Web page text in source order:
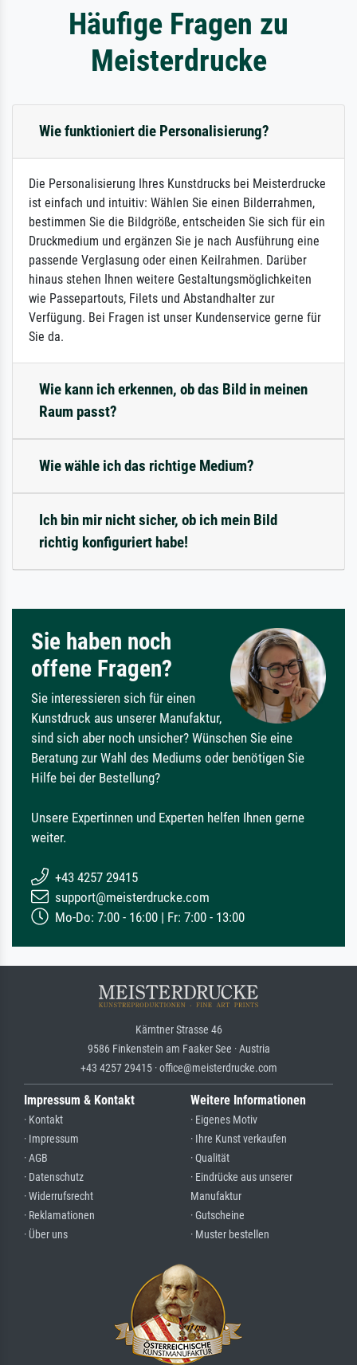
Häufige Fragen zu
Meisterdrucke
Wie funktioniert die Personalisierung?
Die Personalisierung Ihres Kunstdrucks bei Meisterdrucke
ist einfach und intuitiv: Wählen Sie einen Bilderrahmen,
bestimmen Sie die Bildgröße, entscheiden Sie sich für ein
Druckmedium und ergänzen Sie je nach Ausführung eine
passende Verglasung oder einen Keilrahmen. Darüber
hinaus stehen Ihnen weitere Gestaltungsmöglichkeiten
wie Passepartouts, Filets und Abstandhalter zur
Verfügung. Bei Fragen ist unser Kundenservice gerne für
Sie da.
Wie kann ich erkennen, ob das Bild in meinen
Raum passt?
Wie wähle ich das richtige Medium?
Ich bin mir nicht sicher, ob ich mein Bild
richtig konfiguriert habe!
Sie haben noch
offene Fragen?
Sie interessieren sich für einen
Kunstdruck aus unserer Manufaktur,
sind sich aber noch unsicher? Wünschen Sie eine
Beratung zur Wahl des Mediums oder benötigen Sie
Hilfe bei der Bestellung?
Unsere Expertinnen und Experten helfen Ihnen gerne
weiter.
+43 4257 29415
support@meisterdrucke.com
Mo-Do: 7:00 - 16:00 | Fr: 7:00 - 13:00
Kärntner Strasse 46
9586 Finkenstein am Faaker See · Austria
+43 4257 29415 · office@meisterdrucke.com
Impressum & Kontakt
· Kontakt
· Impressum
· AGB
· Datenschutz
· Widerrufsrecht
· Reklamationen
· Über uns
Weitere Informationen
· Eigenes Motiv
· Ihre Kunst verkaufen
· Qualität
· Eindrücke aus unserer
Manufaktur
· Gutscheine
· Muster bestellen